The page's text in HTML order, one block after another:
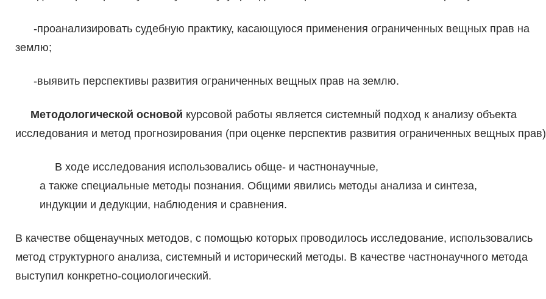
-проанализировать судебную практику, касающуюся применения ограниченных вещных прав на
землю;
-выявить перспективы развития ограниченных вещных прав на землю.
Методологической основой курсовой работы является системный подход к анализу объекта
исследования и метод прогнозирования (при оценке перспектив развития ограниченных вещных
В ходе исследования использовались обще- и частнонаучные,
а также специальные методы познания. Общими явились методы анализа и синтеза,
индукции и дедукции, наблюдения и сравнения.
В качестве общенаучных методов, с помощью которых проводилось исследование, использовались
метод структурного анализа, системный и исторический методы. В качестве частнонаучного метода
выступил конкретно-социологический.